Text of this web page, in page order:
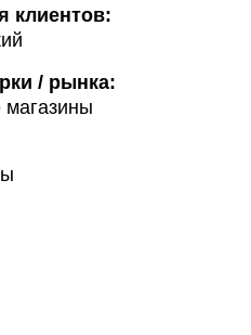
клиентов:
/ рынка: